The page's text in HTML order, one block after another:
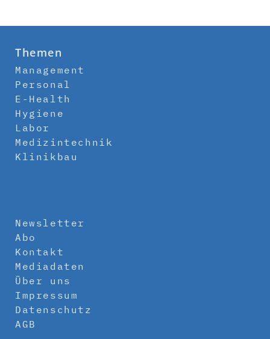
Themen
Management
Personal
E-Health
Hygiene
Labor
Medizintechnik
Klinikbau
Newsletter
Abo
Kontakt
Mediadaten
Über uns
Impressum
Datenschutz
AGB